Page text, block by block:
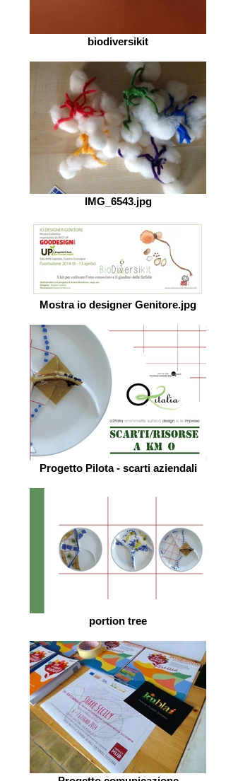
biodiversikit
IMG_6543.jpg
Mostra io designer Genitore.jpg
Progetto Pilota - scarti aziendali
portion tree